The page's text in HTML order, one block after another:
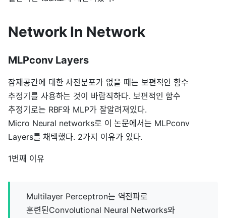
Network In Network
MLPconv Layers
잠재공간에 대한 사전분포가 없을 때는 보편적인 함수
추정기를 사용하는 것이 바람직하다. 보편적인 함수
추정기로는 RBF와 MLP가 잘알려져있다.
Micro Neural networks로 이 논문에서는 MLPconv
Layers를 채택했다. 2가지 이유가 있다.
1번째 이유
Multilayer Perceptron는 역전파로
훈련된Convolutional Neural Networks와